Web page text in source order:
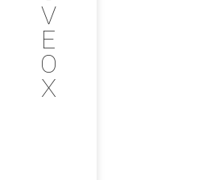
V
E
O
X
お客様